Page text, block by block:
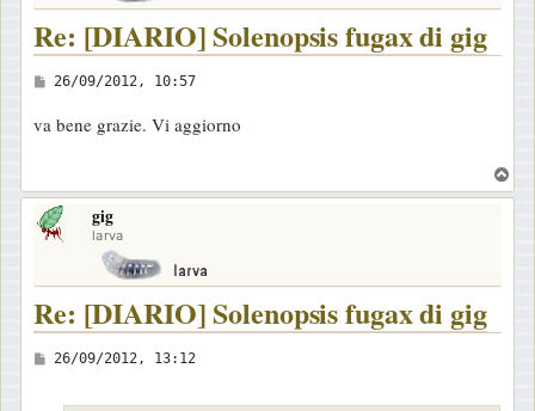
Re: [DIARIO] Solenopsis fugax di gig
M
s
a
g
o
26/09/2012, 10:57
va bene grazie. Vi aggiorno
o
gig
larva
Re: [DIARIO] Solenopsis fugax di gig
M
26/09/2012, 13:12